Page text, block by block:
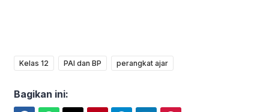
Kelas 12 PAI dan BP perangkat ajar
Bagikan ini: